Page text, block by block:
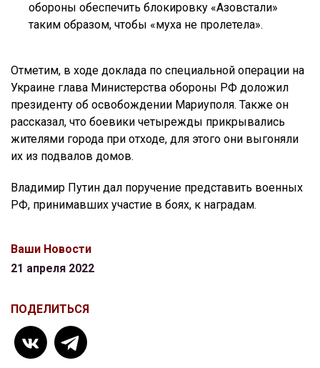
обороны обеспечить блокировку «Азовстали»
таким образом, чтобы «муха не пролетела».
Отметим, в ходе доклада по специальной операции на
Украине глава Министерства обороны РФ доложил
президенту об освобождении Мариуполя. Также он
рассказал, что боевики четырежды прикрывались
жителями города при отходе, для этого они выгоняли
их из подвалов домов.
Владимир Путин дал поручение представить военных
РФ, принимавших участие в боях, к наградам.
Ваши Новости
21 апреля 2022
ПОДЕЛИТЬСЯ